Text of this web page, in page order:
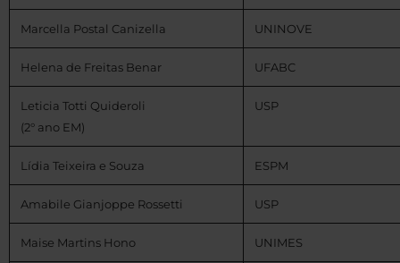
Marcella Postal Canizella UNINOVE
Helena de Freitas Benar UFABC
Leticia Totti Quideroli
(2° ano EM)
USP
Lídia Teixeira e Souza ESPM
Amabile Gianjoppe Rossetti USP
Maise Martins Hono UNIMES